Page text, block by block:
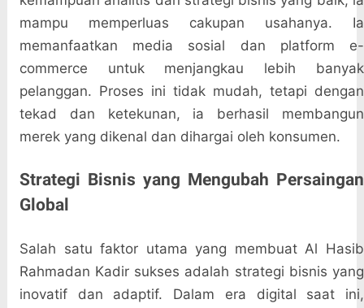
mampu memperluas cakupan usahanya. Ia
memanfaatkan media sosial dan platform e-
commerce untuk menjangkau lebih banyak
pelanggan. Proses ini tidak mudah, tetapi dengan
tekad dan ketekunan, ia berhasil membangun
merek yang dikenal dan dihargai oleh konsumen.
Strategi Bisnis yang Mengubah Persaingan
Global
Salah satu faktor utama yang membuat Al Hasib
Rahmadan Kadir sukses adalah strategi bisnis yang
inovatif dan adaptif. Dalam era digital saat ini,